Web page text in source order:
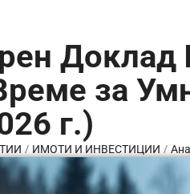
Доклад
за
г.)
/ ИМОТИ И ИНВЕСТИЦИИ /